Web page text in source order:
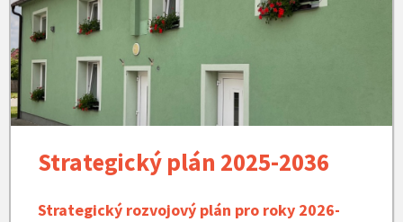
Strategický plán 2025-2036
Strategický rozvojový plán pro roky 2026-